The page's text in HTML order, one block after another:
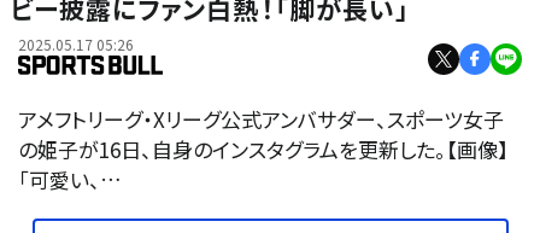
ビー披露にファン白熱！「脚が長い」
2025.05.17 05:26
アメフトリーグ・Xリーグ公式アンバサダー、スポーツ女子
の姫子が16日、自身のインスタグラムを更新した。【画像】
「可愛い、…